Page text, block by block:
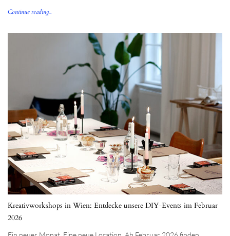
Continue reading...
Kreativworkshops in Wien: Entdecke unsere DIY-Events im Februar
2026